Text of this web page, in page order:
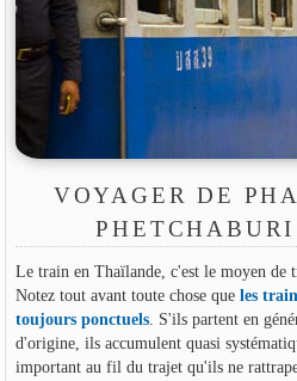
VOYAGER DE
Le train en Thaïlande, c'est le moyen de
Notez tout avant toute chose que les
toujours ponctuels. S'ils partent en
d'origine, ils accumulent quasi
important au fil du trajet qu'ils ne